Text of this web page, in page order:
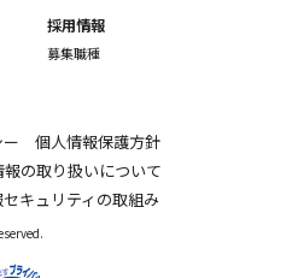
採用情報
募集職種
個人情報保護方針
の取り扱いについて
キュリティの取組み